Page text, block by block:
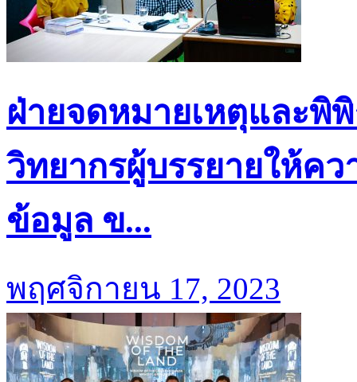
ฝ่ายจดหมายเหตุและ
วิทยากรผู้บรรยายให้ค
ข้อมูล ข...
พฤศจิกายน 17, 2023